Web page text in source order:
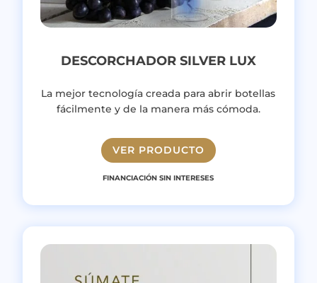
DESCORCHADOR SILVER LUX
La mejor tecnología creada para abrir botellas
fácilmente y de la manera más cómoda.
VER PRODUCTO
FINANCIACIÓN SIN INTERESES